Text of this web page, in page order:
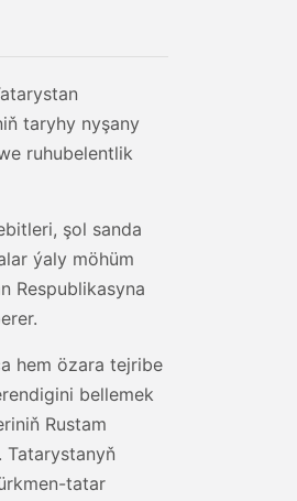
taryhy nyşany
ruhubelentlik
şol sanda
ýaly möhüm
Respublikasyna
hem özara tejribe
bellemek
Rustam
tatar